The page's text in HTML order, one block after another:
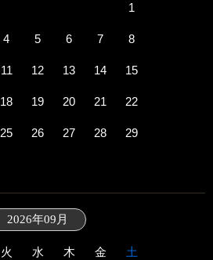
1
4 5 6 7 8
11 12 13 14 15
18 19 20 21 22
25 26 27 28 29
2026年09月
火 水 木 金
土